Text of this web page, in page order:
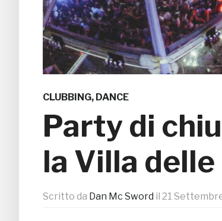
CLUBBING, DANCE
Party di
la Villa delle
Scritto da Dan Mc Sword il 21